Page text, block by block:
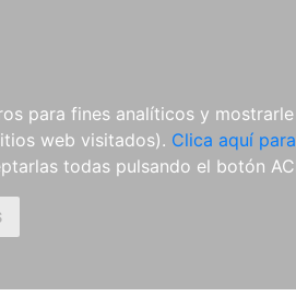
para fines analíticos y
web visitados). Clica aquí
todas pulsando el botón
Y EDICIONES
REVISTAS